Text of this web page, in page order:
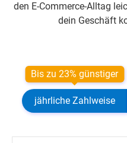
den E-Commerce-Alltag
dein Geschäft
jährliche Zahlweise
Bis zu 23% günstiger